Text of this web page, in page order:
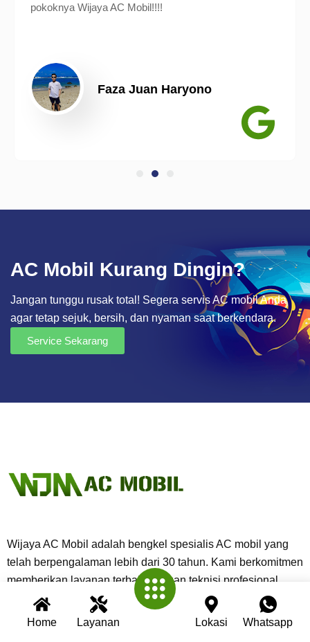
Home Layanan Lokasi Whatsapp
pokoknya Wijaya AC Mobil!!!!
Faza Juan Haryono
AC Mobil Kurang Dingin?
Jangan tunggu rusak total! Segera servis AC mobil Anda
agar tetap sejuk, bersih, dan nyaman saat berkendara.
Service Sekarang
Wijaya AC Mobil adalah bengkel spesialis AC mobil yang
telah berpengalaman lebih dari 30 tahun. Kami berkomitmen
memberikan layanan terbaik dengan teknisi profesional,
peralatan modern, dan garansi untuk setiap pengerjaan.